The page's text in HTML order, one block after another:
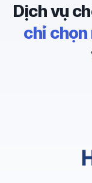
Dịch vụ
chỉ